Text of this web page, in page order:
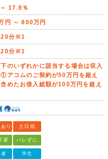
17.9％
円 ～ 800万円
20分※1
20分※1
のいずれかに該当する場合は収入
アコムのご契約が50万円を超え
めたお借入総額が100万円を超え
り 土日祝
要 バレずに
学生